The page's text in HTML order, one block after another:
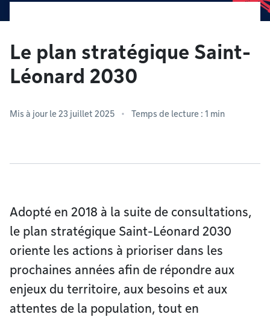
Le plan stratégique Saint-
Léonard 2030
Mis à jour le 23 juillet 2025 Temps de lecture : 1 min
Adopté en 2018 à la suite de consultations,
le plan stratégique Saint-Léonard 2030
oriente les actions à prioriser dans les
prochaines années afin de répondre aux
enjeux du territoire, aux besoins et aux
attentes de la population, tout en